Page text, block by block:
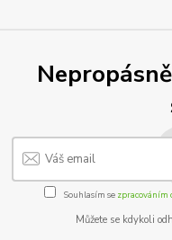
Souhlasím se zpracováním
Můžete se kdykoli